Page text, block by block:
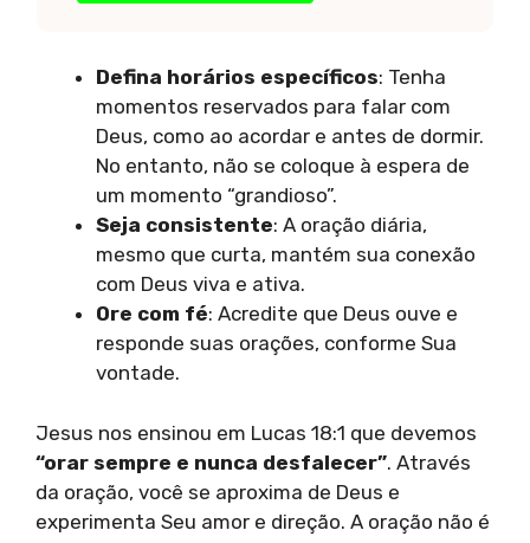
Defina horários específicos: Tenha
momentos reservados para falar com
Deus, como ao acordar e antes de dormir.
No entanto, não se coloque à espera de
um momento “grandioso”.
Seja consistente: A oração diária,
mesmo que curta, mantém sua conexão
com Deus viva e ativa.
Ore com fé: Acredite que Deus ouve e
responde suas orações, conforme Sua
vontade.
Jesus nos ensinou em Lucas 18:1 que devemos
“orar sempre e nunca desfalecer”. Através
da oração, você se aproxima de Deus e
experimenta Seu amor e direção. A oração não é